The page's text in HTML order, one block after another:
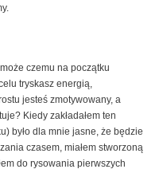
czemu na początku
tryskasz energią,
jesteś zmotywowany, a
Kiedy zakładałem ten
było dla mnie jasne, że będzie
czasem, miałem stworzoną
do rysowania pierwszych